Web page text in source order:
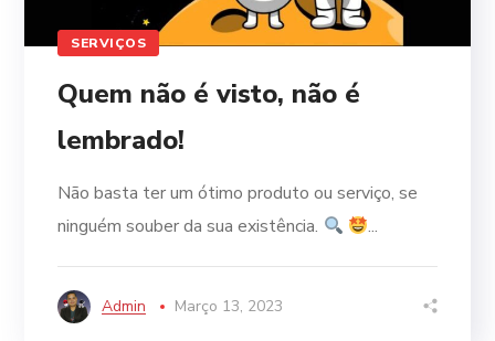
SERVIÇOS
Quem não é visto, não é
lembrado!
Não basta ter um ótimo produto ou serviço, se
ninguém souber da sua existência.
...
Admin Março 13, 2023